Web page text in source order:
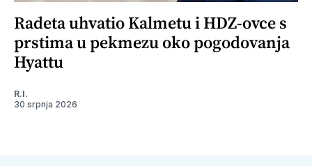
Radeta uhvatio Kalmetu i HDZ-ovce s
prstima u pekmezu oko pogodovanja
Hyattu
R.I.
30 srpnja 2026